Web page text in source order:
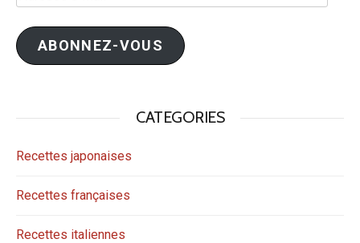
e-
mail
ABONNEZ-VOUS
CATEGORIES
Recettes japonaises
Recettes françaises
Recettes italiennes